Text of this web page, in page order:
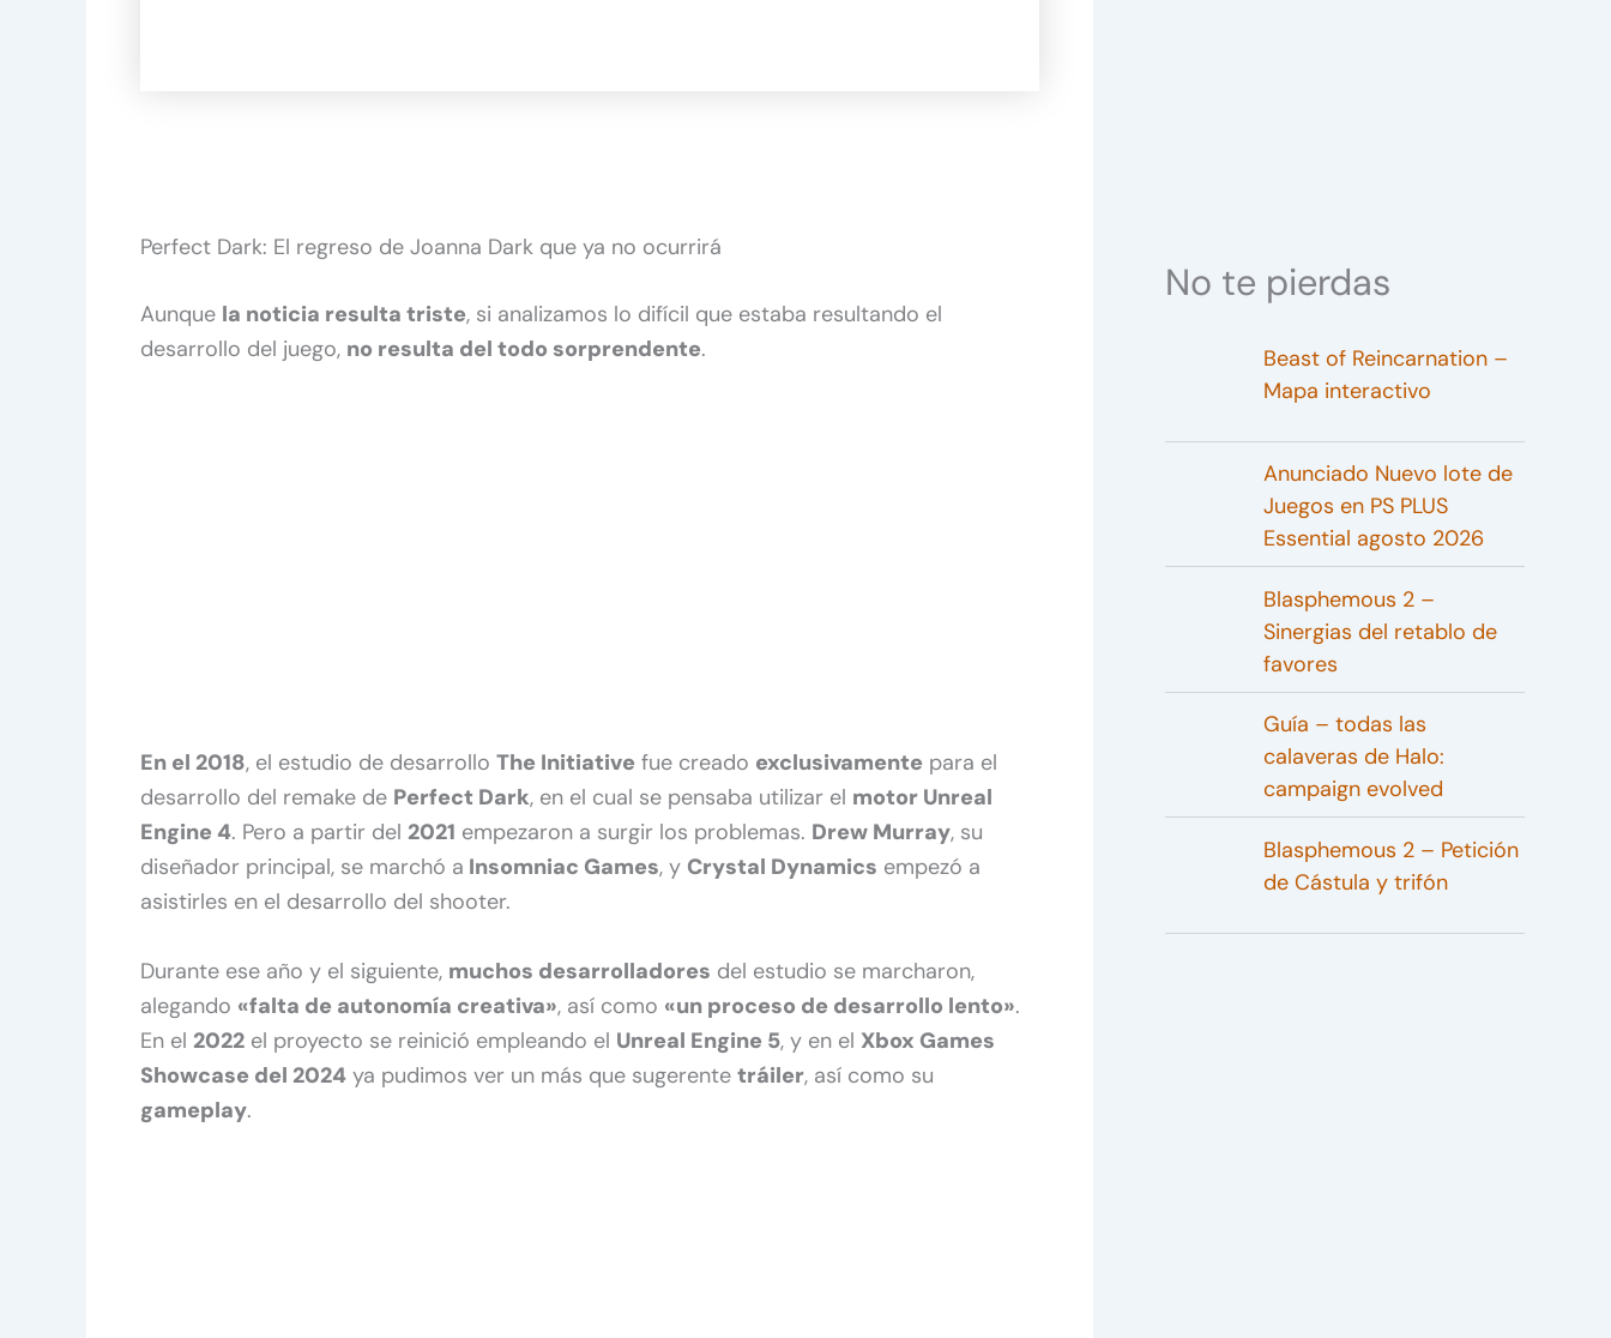
Perfect Dark: El regreso de Joanna Dark que ya no ocurrirá
Aunque la noticia resulta triste, si analizamos lo difícil que estaba resultando el
desarrollo del juego, no resulta del todo sorprendente.
En el 2018, el estudio de desarrollo The Initiative fue creado exclusivamente para el
desarrollo del remake de Perfect Dark, en el cual se pensaba utilizar el motor Unreal
Engine 4. Pero a partir del 2021 empezaron a surgir los problemas. Drew Murray, su
diseñador principal, se marchó a Insomniac Games, y Crystal Dynamics empezó a
asistirles en el desarrollo del shooter.
Durante ese año y el siguiente, muchos desarrolladores del estudio se marcharon,
alegando «falta de autonomía creativa», así como «un proceso de desarrollo lento».
En el 2022 el proyecto se reinició empleando el Unreal Engine 5, y en el Xbox Games
Showcase del 2024 ya pudimos ver un más que sugerente tráiler, así como su
gameplay.
No te pierdas
Beast of Reincarnation –
Mapa interactivo
Anunciado Nuevo lote de
Juegos en PS PLUS
Essential agosto 2026
Blasphemous 2 –
Sinergias del retablo de
favores
Guía – todas las
calaveras de Halo:
campaign evolved
Blasphemous 2 – Petición
de Cástula y trifón